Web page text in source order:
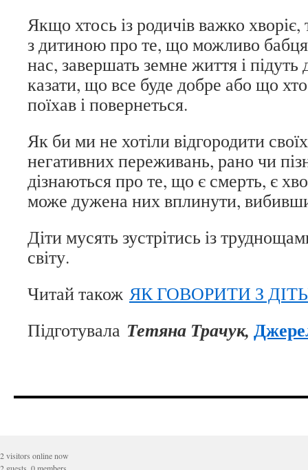
Якщо хтось із родичів важко
з дитиною про те, що можливо
нас, завершать земне життя і
казати, що все буде добре або що
поїхав і повернеться.
Як би ми не хотіли відгородити
негативних переживань, рано чи
дізнаються про те, що є смерть, є
може дужена них вплинути,
Діти мусять зустрітись із
світу.
Читай також ЯК ГОВОРИТИ З
Підготувала Тетяна Трачук,
2 visitors online now